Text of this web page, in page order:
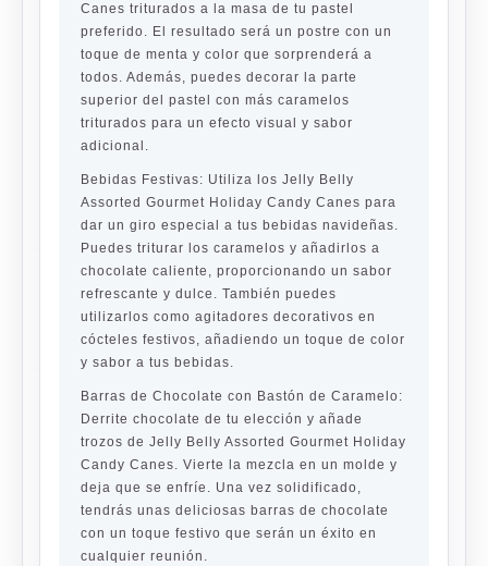
Canes triturados a la masa de tu pastel
preferido. El resultado será un postre con un
toque de menta y color que sorprenderá a
todos. Además, puedes decorar la parte
superior del pastel con más caramelos
triturados para un efecto visual y sabor
adicional.
Bebidas Festivas: Utiliza los Jelly Belly
Assorted Gourmet Holiday Candy Canes para
dar un giro especial a tus bebidas navideñas.
Puedes triturar los caramelos y añadirlos a
chocolate caliente, proporcionando un sabor
refrescante y dulce. También puedes
utilizarlos como agitadores decorativos en
cócteles festivos, añadiendo un toque de color
y sabor a tus bebidas.
Barras de Chocolate con Bastón de Caramelo:
Derrite chocolate de tu elección y añade
trozos de Jelly Belly Assorted Gourmet Holiday
Candy Canes. Vierte la mezcla en un molde y
deja que se enfríe. Una vez solidificado,
tendrás unas deliciosas barras de chocolate
con un toque festivo que serán un éxito en
cualquier reunión.